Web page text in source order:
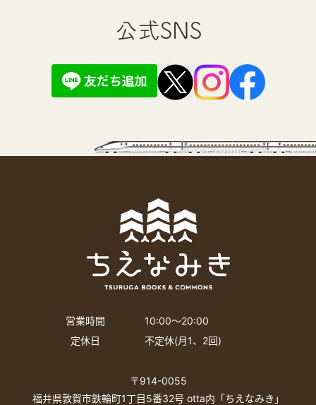
公式SNS
営業時間
10:00〜20:00
定休日
不定休(月1、2回)
〒914-0055
福井県敦賀市鉄輪町1丁目5番32号 otta内「ちえなみき」